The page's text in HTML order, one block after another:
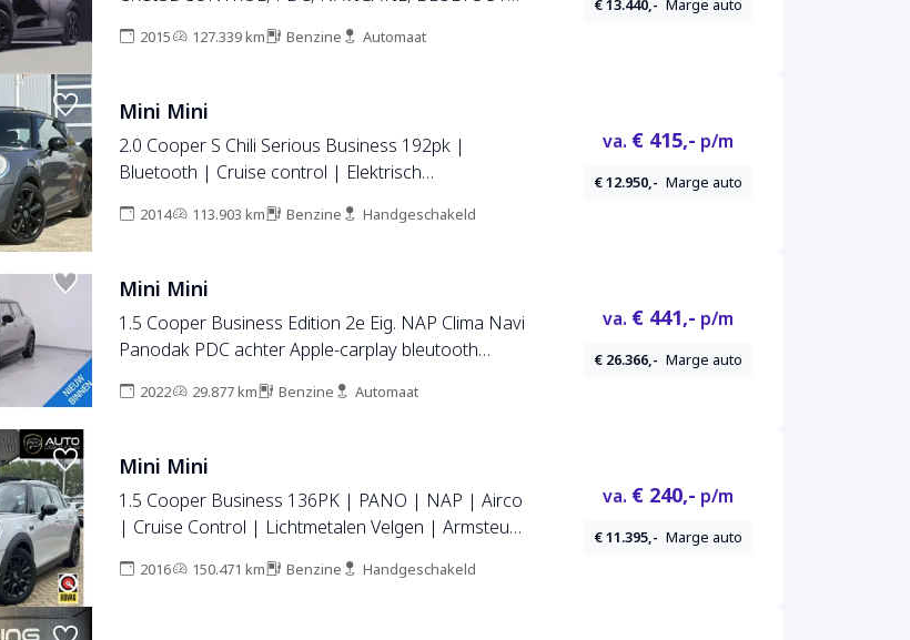
LICHTMETALEN VELGEN, NIEUWSTAAT]
2015 127.339 km Benzine Automaat
€ 13.440,- Marge auto
Mini Mini
2.0 Cooper S Chili Serious Business 192pk |
Bluetooth | Cruise control | Elektrisch
koplampen | Navigatiesysteem full map |
2014 113.903 km Benzine Handgeschakeld
va. € 415,- p/m
€ 12.950,- Marge auto
Mini Mini
1.5 Cooper Business Edition 2e Eig. NAP Clima Navi
Panodak PDC achter Apple-carplay bleutooth
cruise-controle
2022 29.877 km Benzine Automaat
va. € 441,- p/m
€ 26.366,- Marge auto
Mini Mini
1.5 Cooper Business 136PK | PANO | NAP | Airco
| Cruise Control | Lichtmetalen Velgen | Armsteun
2016 150.471 km Benzine Handgeschakeld
va. € 240,- p/m
€ 11.395,- Marge auto